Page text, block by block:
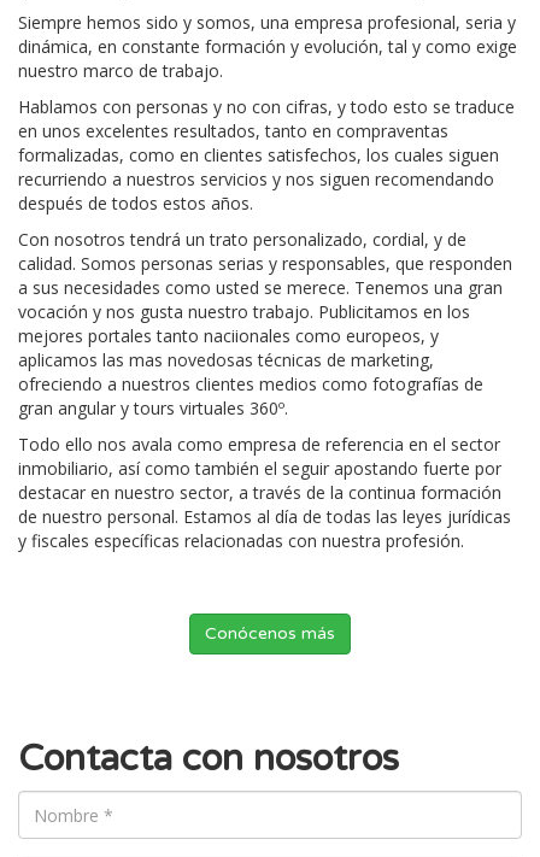
Siempre hemos sido y somos, una empresa profesional, seria y
dinámica, en constante formación y evolución, tal y como exige
nuestro marco de trabajo.
Hablamos con personas y no con cifras, y todo esto se traduce
en unos excelentes resultados, tanto en compraventas
formalizadas, como en clientes satisfechos, los cuales siguen
recurriendo a nuestros servicios y nos siguen recomendando
después de todos estos años.
Con nosotros tendrá un trato personalizado, cordial, y de
calidad. Somos personas serias y responsables, que responden
a sus necesidades como usted se merece. Tenemos una gran
vocación y nos gusta nuestro trabajo. Publicitamos en los
mejores portales tanto naciionales como europeos, y
aplicamos las mas novedosas técnicas de marketing,
ofreciendo a nuestros clientes medios como fotografías de
gran angular y tours virtuales 360º.
Todo ello nos avala como empresa de referencia en el sector
inmobiliario, así como también el seguir apostando fuerte por
destacar en nuestro sector, a través de la continua formación
de nuestro personal. Estamos al día de todas las leyes jurídicas
y fiscales específicas relacionadas con nuestra profesión.
Conócenos más
Contacta con nosotros